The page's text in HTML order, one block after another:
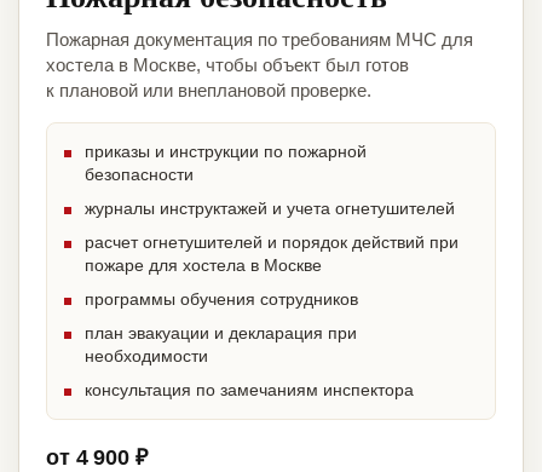
Пожарная документация по требованиям МЧС для
хостела в Москве, чтобы объект был готов
к плановой или внеплановой проверке.
приказы и инструкции по пожарной
безопасности
журналы инструктажей и учета огнетушителей
расчет огнетушителей и порядок действий при
пожаре для хостела в Москве
программы обучения сотрудников
план эвакуации и декларация при
необходимости
консультация по замечаниям инспектора
от 4 900 ₽